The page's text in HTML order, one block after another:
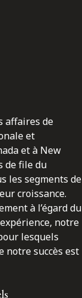
affaires de
et
et à New
de file du
les segments de
croissance.
à l’égard du
notre
lesquels
notre succès est